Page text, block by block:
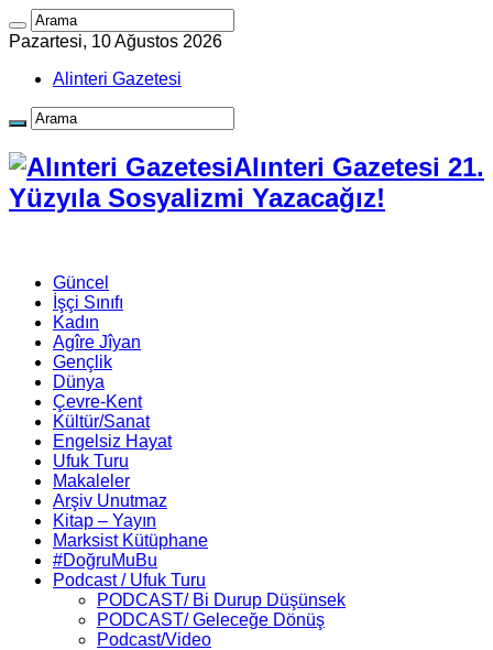
Pazartesi, 10 Ağustos 2026
Alinteri Gazetesi
Alınteri Gazetesi 21.
Yüzyıla Sosyalizmi Yazacağız!
Güncel
İşçi Sınıfı
Kadın
Agîre Jîyan
Gençlik
Dünya
Çevre-Kent
Kültür/Sanat
Engelsiz Hayat
Ufuk Turu
Makaleler
Arşiv Unutmaz
Kitap – Yayın
Marksist Kütüphane
#DoğruMuBu
Podcast / Ufuk Turu
PODCAST/ Bi Durup Düşünsek
PODCAST/ Geleceğe Dönüş
Podcast/Video